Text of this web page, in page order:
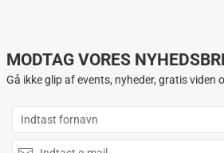
MODTAG VORES
Gå ikke glip af events, nyheder, gratis viden